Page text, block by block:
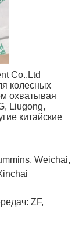
Co.,Ltd
колесных
охватывая
Liugong,
китайские
Weichai,
ZF,